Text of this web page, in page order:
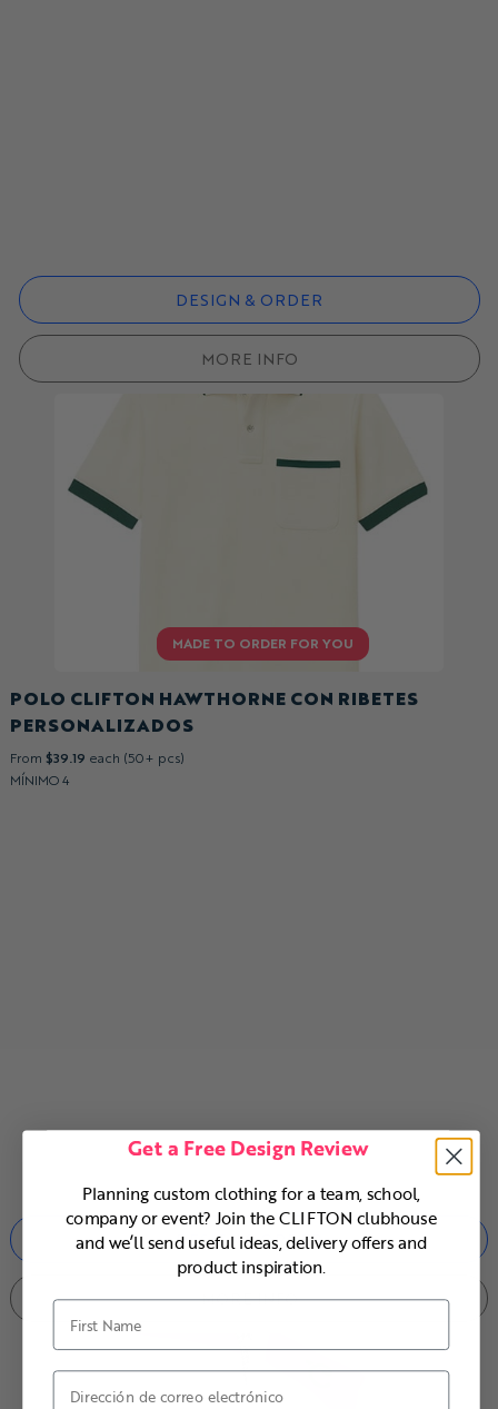
DESIGN & ORDER
MORE INFO
POLO CLIFTON HAWTHORNE CON RIBETES
PERSONALIZADOS
From $39.19 each (50+ pcs)
MÍNIMO 4
DESIGN & ORDER
MORE INFO
Get a Free Design Review
Planning custom clothing for a team, school,
company or event? Join the CLIFTON clubhouse
and we’ll send useful ideas, delivery offers and
product inspiration.
First Name
Correo electrónico